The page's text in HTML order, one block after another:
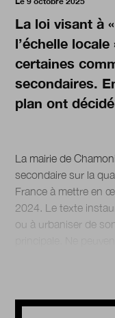
La loi visant à
l’échelle
certaines
secondaires.
plan ont
La mairie de
secondaire sur la
France à mettre en
2024. Le texte
ou à urbaniser de